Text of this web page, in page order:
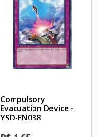
Compulsory
Evacuation Device -
YSD-EN038